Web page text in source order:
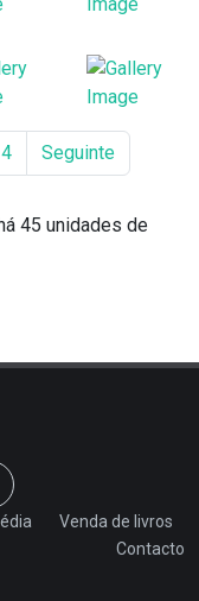
4 Seguinte
45 unidades de
Venda de livros
Contacto